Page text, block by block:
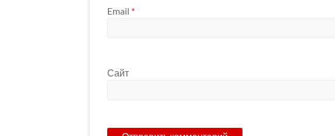
Email *
Сайт